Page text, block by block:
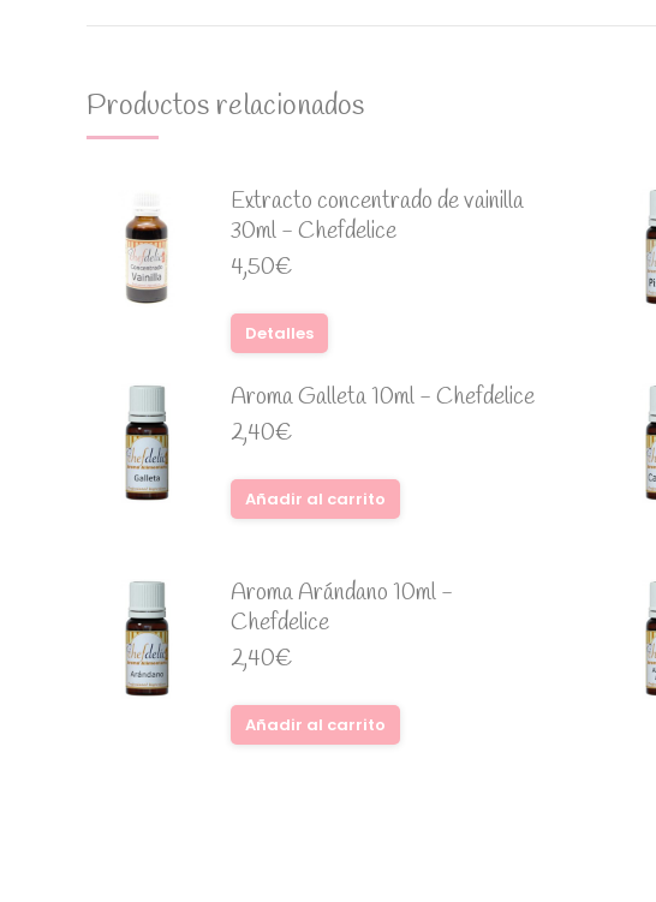
Productos relacionados
Extracto concentrado de vainilla
30ml - Chefdelice
4,50€
Detalles
Aroma Galleta 10ml - Chefdelice
2,40€
Añadir al carrito
Aroma Arándano 10ml -
Chefdelice
2,40€
Añadir al carrito